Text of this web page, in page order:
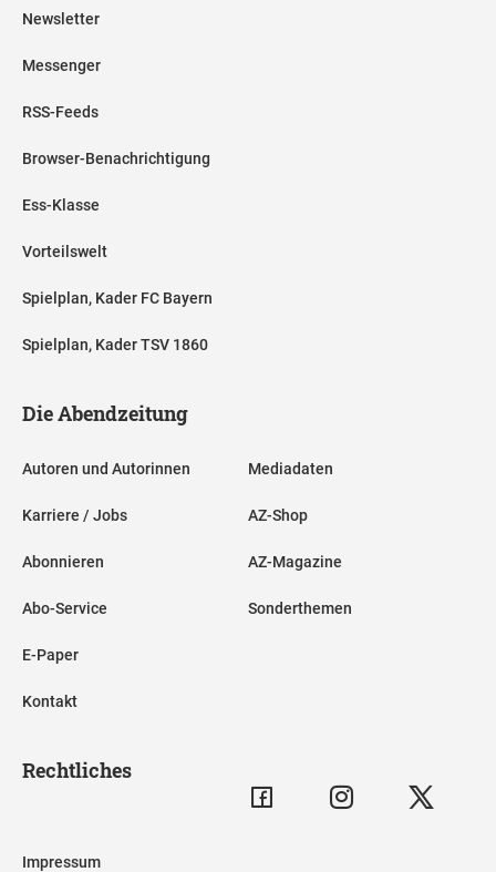
Newsletter
Messenger
RSS-Feeds
Browser-Benachrichtigung
Ess-Klasse
Vorteilswelt
Spielplan, Kader FC Bayern
Spielplan, Kader TSV 1860
Die Abendzeitung
Autoren und Autorinnen
Karriere / Jobs
Abonnieren
Abo-Service
E-Paper
Kontakt
Mediadaten
AZ-Shop
AZ-Magazine
Sonderthemen
Rechtliches
Impressum